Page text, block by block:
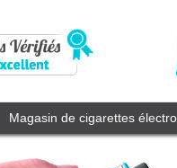
Magasin de cigarettes